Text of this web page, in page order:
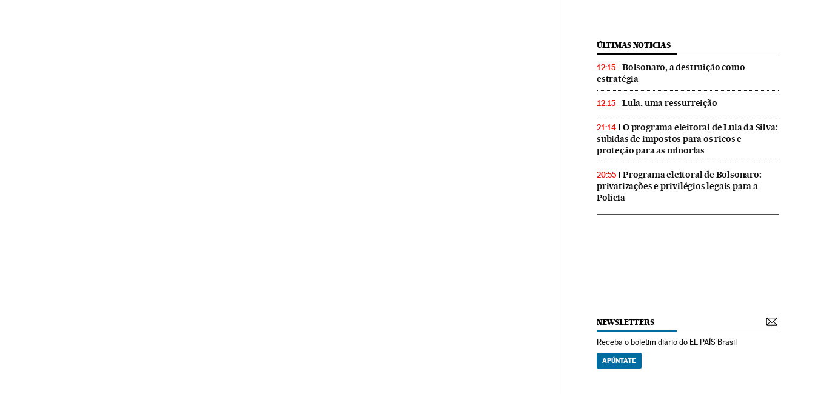
ÚLTIMAS NOTICIAS
12:15
Bolsonaro, a destruição como
estratégia
12:15 Lula, uma ressurreição
21:14
O programa eleitoral de Lula da Silva:
subidas de impostos para os ricos e
proteção para as minorias
20:55
Programa eleitoral de Bolsonaro:
privatizações e privilégios legais para a
Polícia
NEWSLETTERS
Receba o boletim diário do EL PAÍS Brasil
APÚNTATE